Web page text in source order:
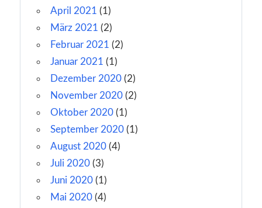
April 2021 (1)
März 2021 (2)
Februar 2021 (2)
Januar 2021 (1)
Dezember 2020 (2)
November 2020 (2)
Oktober 2020 (1)
September 2020 (1)
August 2020 (4)
Juli 2020 (3)
Juni 2020 (1)
Mai 2020 (4)